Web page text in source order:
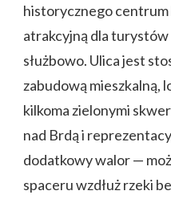
historycznego centrum
atrakcyjną dla
służbowo. Ulica jest
zabudową mieszkalną,
kilkoma zielonymi
nad Brdą i
dodatkowy walor —
spaceru wzdłuż rzeki